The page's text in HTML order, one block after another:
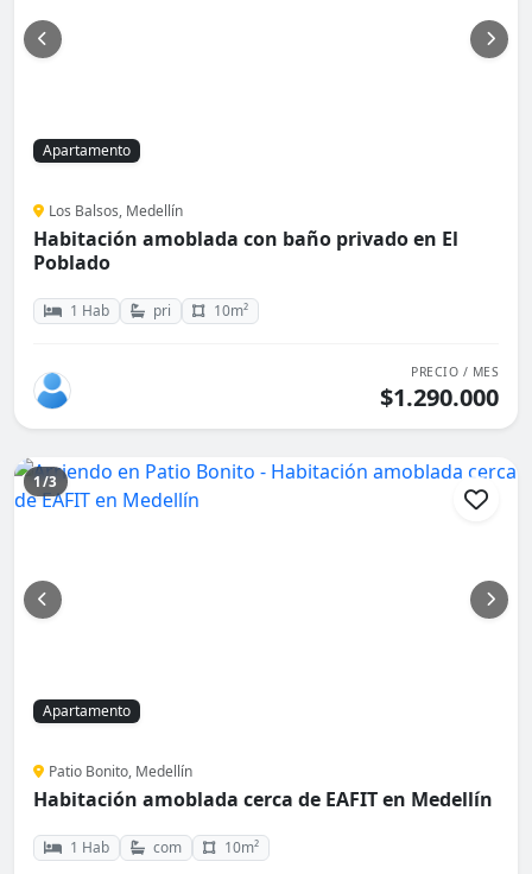
Apartamento
Los Balsos, Medellín
Habitación amoblada con baño privado en El
Poblado
1 Hab pri 10m²
PRECIO / MES
$1.290.000
1/3
Apartamento
Patio Bonito, Medellín
Habitación amoblada cerca de EAFIT en Medellín
1 Hab com 10m²